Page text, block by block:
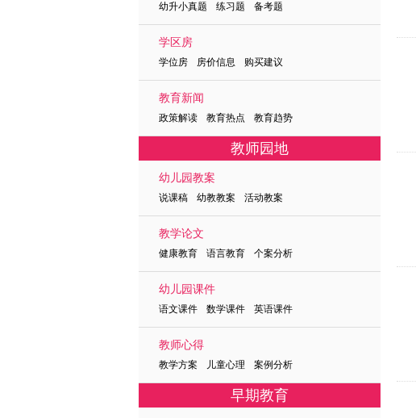
幼升小真题 练习题 备考题
学区房
学位房 房价信息 购买建议
教育新闻
政策解读 教育热点 教育趋势
教师园地
幼儿园教案
说课稿 幼教教案 活动教案
教学论文
健康教育 语言教育 个案分析
幼儿园课件
语文课件 数学课件 英语课件
教师心得
教学方案 儿童心理 案例分析
早期教育